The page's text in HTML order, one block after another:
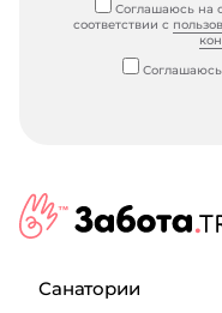
Соглашаюсь на
соответствии с
Соглашаюсь
Санатории